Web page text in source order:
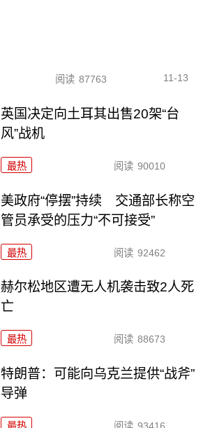
阅读 87763 11-13
英国决定向土耳其出售20架“台
风”战机
最热 阅读 90010
美政府“停摆”持续 交通部长称空
管员承受的压力“不可接受”
最热 阅读 92462
赫尔松地区遭无人机袭击致2人死
亡
最热 阅读 88673
特朗普：可能向乌克兰提供“战斧”
导弹